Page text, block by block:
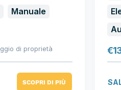
Manuale
di proprietà
SCOPRI DI PIÙ
€